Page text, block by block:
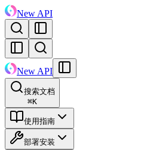
New API
New API
搜索文档
⌘K
使用指南
部署安装